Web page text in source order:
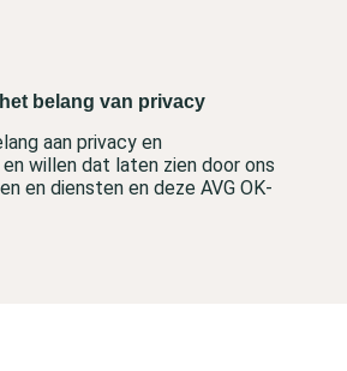
belang van privacy
aan privacy en
willen dat laten zien door ons
en diensten en deze AVG OK-